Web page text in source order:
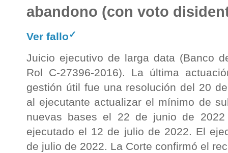
abandono (con voto
Ver fallo✓
Juicio ejecutivo de larga data (Banco
Rol C-27396-2016). La última
gestión útil fue una resolución del 20
al ejecutante actualizar el mínimo de
nuevas bases el 22 de junio de
ejecutado el 12 de julio de 2022. El
de julio de 2022. La Corte confirmó el